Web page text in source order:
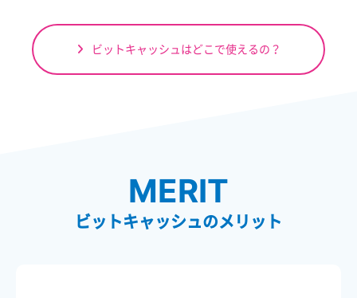
ビットキャッシュはどこで使えるの？
MERIT
ビットキャッシュのメリット